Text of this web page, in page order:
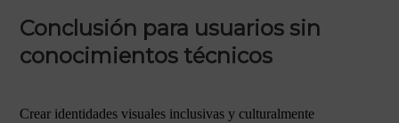
Conclusión para usuarios sin
conocimientos técnicos
Crear identidades visuales inclusivas y culturalmente